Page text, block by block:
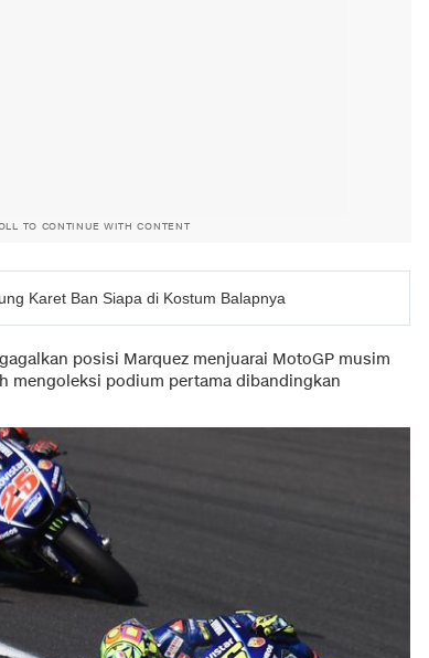
TO CONTINUE WITH CONTENT
Karet Ban Siapa di Kostum Balapnya
posisi Marquez menjuarai MotoGP musim
mengoleksi podium pertama dibandingkan